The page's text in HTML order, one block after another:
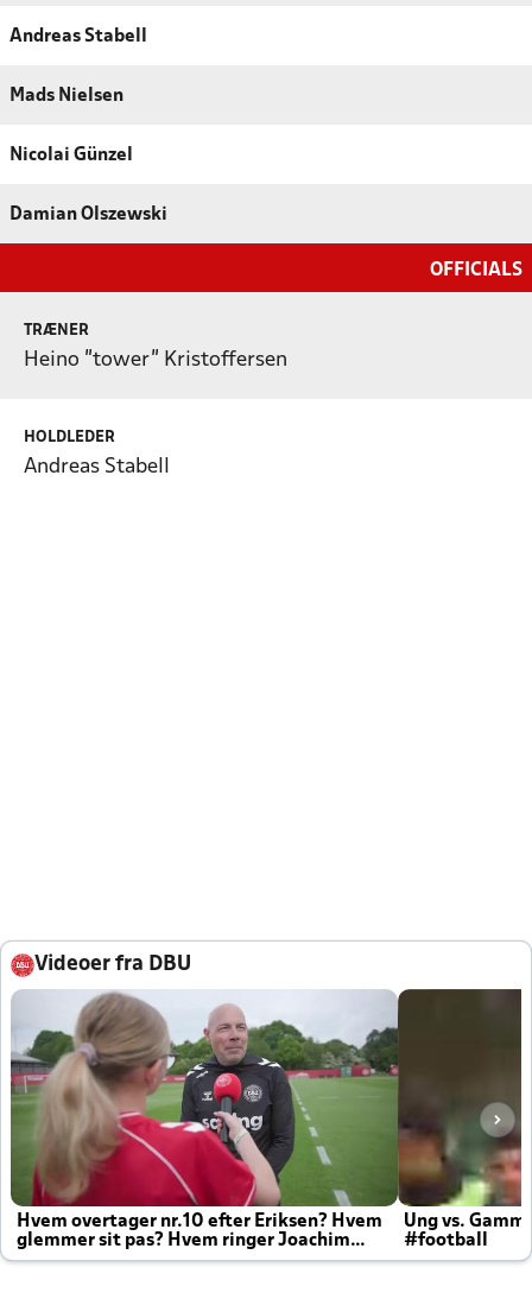
Andreas Stabell
Mads Nielsen
Nicolai Günzel
Damian Olszewski
OFFICIALS
TRÆNER
Heino "tower" Kristoffersen
HOLDLEDER
Andreas Stabell
Videoer fra DBU
Hvem overtager nr.10 efter Eriksen? Hvem
glemmer sit pas? Hvem ringer Joachim
altid til efter kampe?
Ung vs.
#football